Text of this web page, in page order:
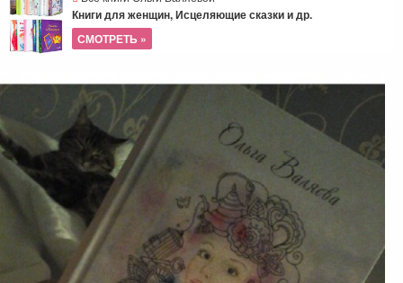
Книги для женщин, Исцеляющие сказки и др.
СМОТРЕТЬ »